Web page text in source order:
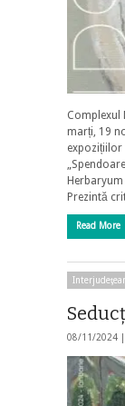
Complexul
marți, 19
expozițiilor
Prezintă
Read More
08/11/2024 |